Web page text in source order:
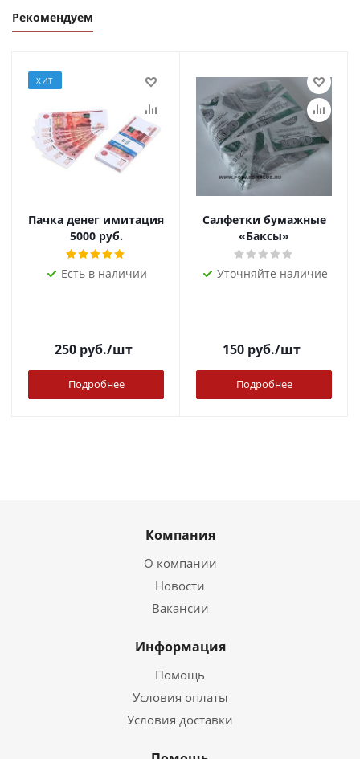
Рекомендуем
ХИТ
Пачка денег имитация
5000 руб.
Есть в наличии
250руб./шт
Подробнее
Салфетки бумажные
«Баксы»
Уточняйте наличие
150руб./шт
Подробнее
Компания
О компании
Новости
Вакансии
Информация
Помощь
Условия оплаты
Условия доставки